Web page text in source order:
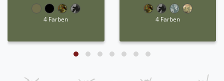
4 Farben 4 Farben